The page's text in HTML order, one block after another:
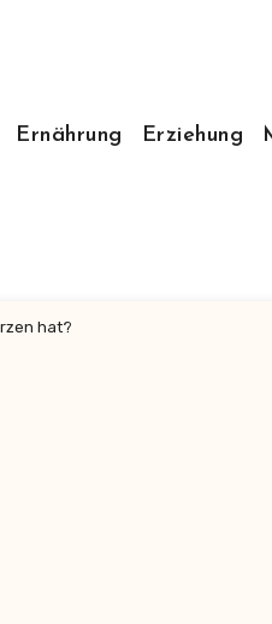
Ernährung Erziehung
hat?